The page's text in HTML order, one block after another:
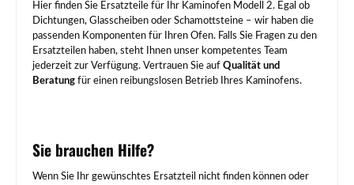
Hier finden Sie Ersatzteile für Ihr Kaminofen Modell 2. Egal ob
Dichtungen, Glasscheiben oder Schamottsteine – wir haben die
passenden Komponenten für Ihren Ofen. Falls Sie Fragen zu den
Ersatzteilen haben, steht Ihnen unser kompetentes Team
jederzeit zur Verfügung. Vertrauen Sie auf Qualität und
Beratung für einen reibungslosen Betrieb Ihres Kaminofens.
Sie brauchen Hilfe?
Wenn Sie Ihr gewünschtes Ersatzteil nicht finden können oder